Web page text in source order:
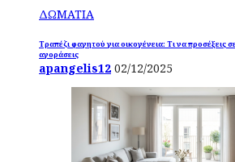
ΔΩΜΑΤΙΑ
Τραπέζι φαγητού για οικογένεια: Τι να προσέξεις
αγοράσεις
apangelis12 02/12/2025